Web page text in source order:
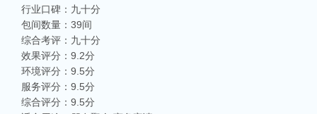
行业口碑：九十分
包间数量：39间
综合考评：九十分
效果评分：9.2分
环境评分：9.5分
服务评分：9.5分
综合评分：9.5分